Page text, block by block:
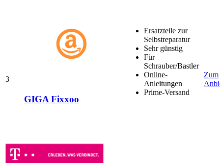
3
GIGA Fixxoo
Ersatzteile zur
Selbstreparatur
Sehr günstig
Für
Schrauber/Bastler
Online-
Anleitungen
Prime-Versand
Zum